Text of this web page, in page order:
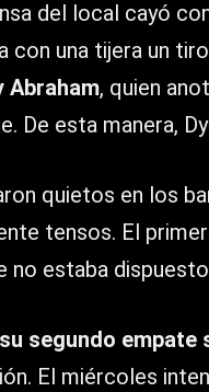
del local cayó
con una tijera un
Abraham, quien
De esta manera,
quietos en los
tensos. El
no estaba
segundo empate
El miércoles